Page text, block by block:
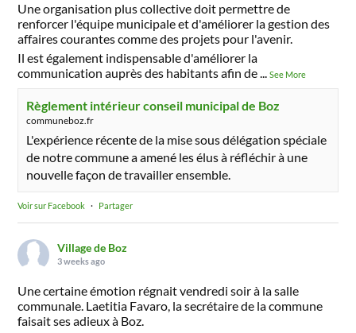
Une organisation plus collective doit permettre de
renforcer l'équipe municipale et d'améliorer la gestion des
affaires courantes comme des projets pour l'avenir.
Il est également indispensable d'améliorer la
communication auprès des habitants afin de...See More
Règlement intérieur conseil municipal de Boz
communeboz.fr
L'expérience récente de la mise sous délégation spéciale
de notre commune a amené les élus à réfléchir à une
nouvelle façon de travailler ensemble.
Voir sur Facebook · Partager
Village de Boz
3 weeks ago
Une certaine émotion régnait vendredi soir à la salle
communale. Laetitia Favaro, la secrétaire de la commune
faisait ses adieux à Boz.